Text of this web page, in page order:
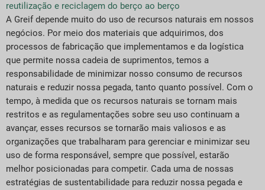
reutilização e reciclagem do berço ao berço
A Greif depende muito do uso de recursos naturais em nossos
negócios. Por meio dos materiais que adquirimos, dos
processos de fabricação que implementamos e da logística
que permite nossa cadeia de suprimentos, temos a
responsabilidade de minimizar nosso consumo de recursos
naturais e reduzir nossa pegada, tanto quanto possível. Com o
tempo, à medida que os recursos naturais se tornam mais
restritos e as regulamentações sobre seu uso continuam a
avançar, esses recursos se tornarão mais valiosos e as
organizações que trabalharam para gerenciar e minimizar seu
uso de forma responsável, sempre que possível, estarão
melhor posicionadas para competir. Cada uma de nossas
estratégias de sustentabilidade para reduzir nossa pegada e